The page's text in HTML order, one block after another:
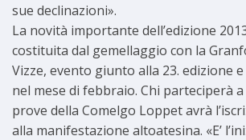
sue declinazioni».
La novità importante dell’edizione
costituita dal gemellaggio con la
Vizze, evento giunto alla 23. edizione
nel mese di febbraio. Chi parteciperà
prove della Comelgo Loppet avrà
alla manifestazione altoatesina. «E’